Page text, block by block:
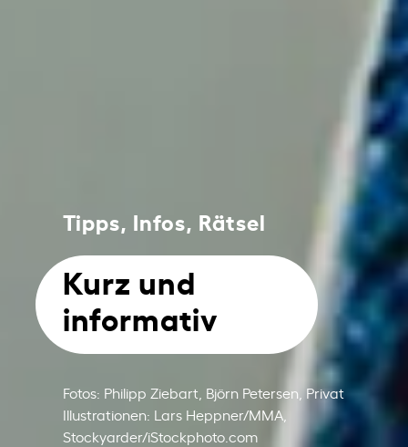
Tipps, Infos, Rätsel
Kurz und
informativ
Fotos: Philipp Ziebart, Björn Petersen, Privat
Illustrationen: Lars Heppner/MMA,
Stockyarder/iStockphoto.com